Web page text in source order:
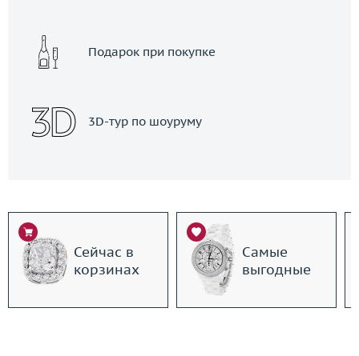
Подарок при покупке
3D-тур по шоуруму
Сейчас в
корзинах
Самые
выгодные